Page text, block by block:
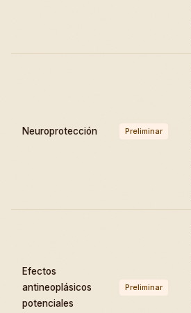
Neuroprotección Preliminar
Efectos
antineoplásicos
potenciales
Preliminar